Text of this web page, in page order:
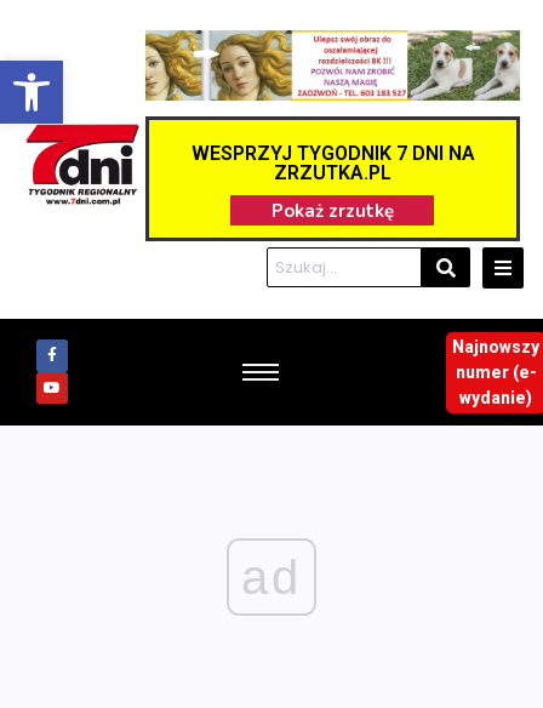
Otwórz pasek narzędzi
WESPRZYJ TYGODNIK 7 DNI NA
ZRZUTKA.PL
Najnowszy
numer (e-
wydanie)
ad